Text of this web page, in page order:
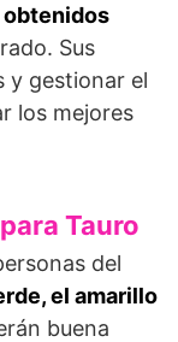
obtenidos
Sus
y gestionar el
los mejores
Tauro
del
el amarillo
buena